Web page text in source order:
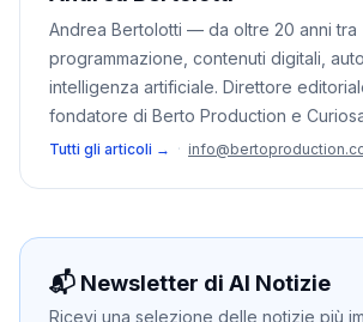
Andrea Bertolotti — da oltre 20 anni tra
programmazione, contenuti digitali,
intelligenza artificiale. Direttore
fondatore di Berto Production e
Tutti gli articoli → ·
📬 Newsletter di AI Notizie
Ricevi una selezione delle notizie più